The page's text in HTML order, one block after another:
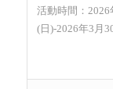
活動時間：2026
(日)-2026年3月